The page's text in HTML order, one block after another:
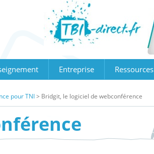
Entreprise Ressources
pour TNI> Bridgit, le logiciel de webconférence